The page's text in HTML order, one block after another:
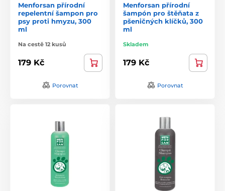
Menforsan přírodní
repelentní šampon pro
psy proti hmyzu, 300
ml
Na cestě 12 kusů
179 Kč
Porovnat
Menforsan přírodní
šampón pro štěňata z
pšeničných klíčků, 300
ml
Skladem
179 Kč
Porovnat